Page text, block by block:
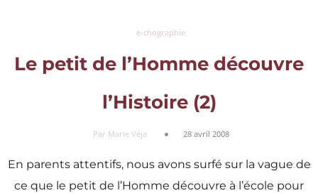
e-chographie
Le petit de l’Homme découvre
l’Histoire (2)
Par Marie Véja 28 avril 2008
En parents attentifs, nous avons surfé sur la vague de
ce que le petit de l’Homme découvre à l’école pour